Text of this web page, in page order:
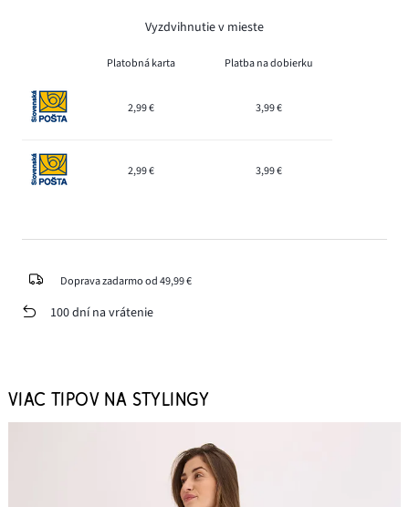
Vyzdvihnutie v mieste
Platobná karta Platba na dobierku
2,99 € 3,99 €
2,99 € 3,99 €
Doprava zadarmo od 49,99 €
100 dní na vrátenie
VIAC TIPOV NA STYLINGY